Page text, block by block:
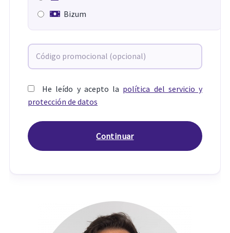
Bizum
He leído y acepto la política del servicio y
protección de datos